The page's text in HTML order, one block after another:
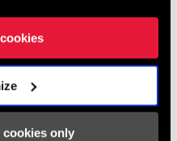
cookies only
Gruppen